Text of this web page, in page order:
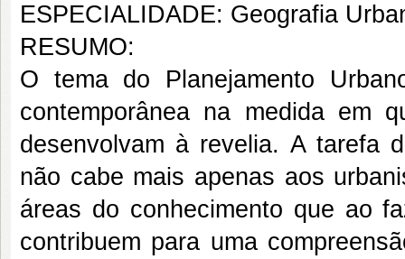
ESPECIALIDADE: Geografia
RESUMO:
O tema do Planejamento
contemporânea na medida em
desenvolvam à revelia. A tarefa
não cabe mais apenas aos
áreas do conhecimento que ao
contribuem para uma